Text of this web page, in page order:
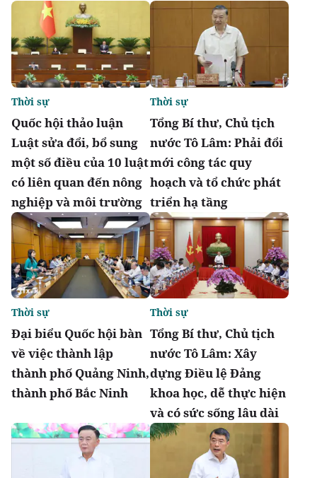
Quốc hội thảo luận
Luật sửa đổi, bổ sung
một số điều của 10 luật
có liên quan đến nông
nghiệp và môi trường
Thời sự
Tổng Bí thư, Chủ tịch
nước Tô Lâm: Phải đổi
mới công tác quy
hoạch và tổ chức phát
triển hạ tầng
Thời sự
Đại biểu Quốc hội bàn
về việc thành lập
thành phố Quảng Ninh,
thành phố Bắc Ninh
Thời sự
Tổng Bí thư, Chủ tịch
nước Tô Lâm: Xây
dựng Điều lệ Đảng
khoa học, dễ thực hiện
và có sức sống lâu dài
Thời sự